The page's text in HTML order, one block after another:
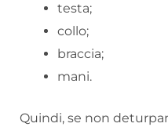
testa;
collo;
braccia;
mani.
Quindi, se non